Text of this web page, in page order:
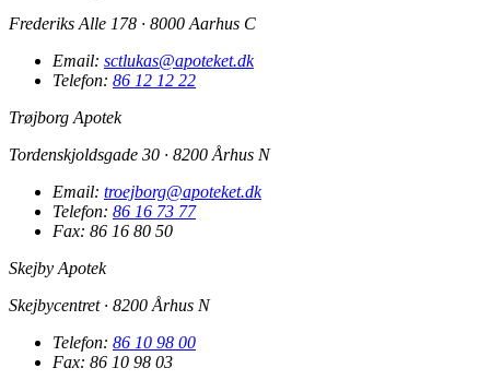
Frederiks Alle 178 · 8000 Aarhus C
Email: sctlukas@apoteket.dk
Telefon: 86 12 12 22
Trøjborg Apotek
Tordenskjoldsgade 30 · 8200 Århus N
Email: troejborg@apoteket.dk
Telefon: 86 16 73 77
Fax: 86 16 80 50
Skejby Apotek
Skejbycentret · 8200 Århus N
Telefon: 86 10 98 00
Fax: 86 10 98 03